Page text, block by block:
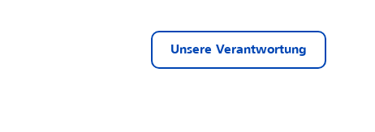
Unsere Verantwortung